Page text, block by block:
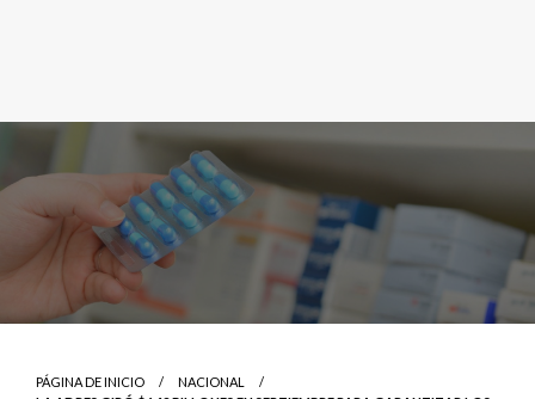
PÁGINA DE INICIO
NACIONAL